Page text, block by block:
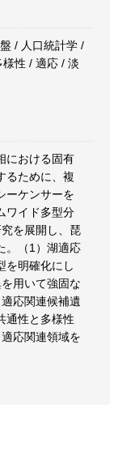
/ 人口統計学 /
性 / 適応 / 淡
における固有
るために、複
ーケンサーを
ワイド多型分
を展開し、琵
。（1）湖適応
を明確化にし
用いて強固な
応関連候補遺
通性と多様性
応関連領域を